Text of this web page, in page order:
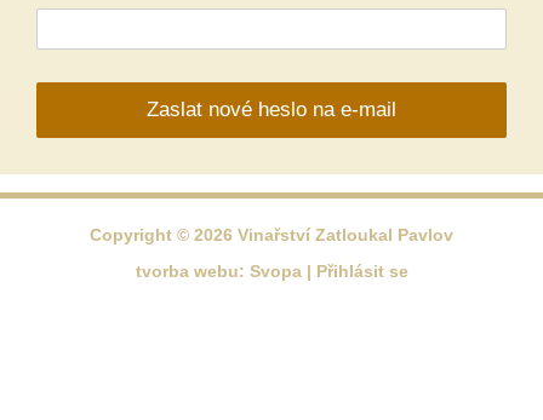
Zaslat nové heslo na e-mail
Copyright © 2026 Vinařství Zatloukal Pavlov
tvorba webu: Svopa| Přihlásit se